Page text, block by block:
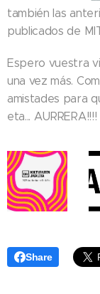
también las
publicados de
Espero vuestra
una vez más.
amistades para
eta... AURRERA!!!!
Share